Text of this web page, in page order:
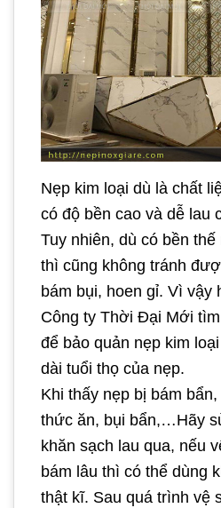
Nẹp kim loại dù là chất
có độ bền cao và dễ lau
Tuy nhiên, dù có bền
thì cũng không tránh
bám bụi, hoen gỉ. Vì vậy
Công ty Thời Đại Mới
để bảo quản nẹp kim
dài tuổi thọ của nẹp.
Khi thấy nẹp bị bám
thức ăn, bụi bẩn,…Hãy
khăn sạch lau qua, nếu
bám lâu thì có thể dùng
thật kĩ. Sau quá trình vệ